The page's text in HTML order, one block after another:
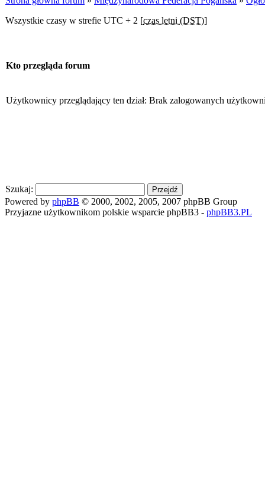
Wszystkie czasy w strefie UTC + 2 [czas letni (DST)]
Kto przegląda forum
Użytkownicy przeglądający ten dział: Brak zalogowanych
Szukaj:
Powered by phpBB © 2000, 2002, 2005, 2007 phpBB Group
Przyjazne użytkownikom polskie wsparcie phpBB3 - phpBB3.PL